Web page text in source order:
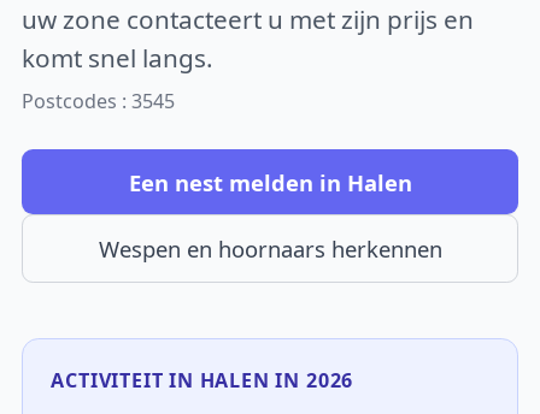
uw zone contacteert u met zijn prijs en
komt snel langs.
Postcodes : 3545
Een nest melden in Halen
Wespen en hoornaars herkennen
ACTIVITEIT IN HALEN IN 2026